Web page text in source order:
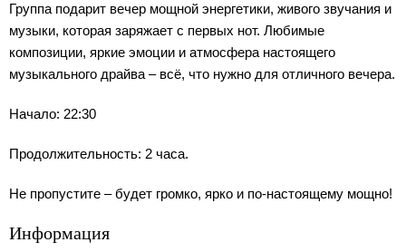
Группа подарит вечер мощной энергетики, живого звучания и
музыки, которая заряжает с первых нот. Любимые
композиции, яркие эмоции и атмосфера настоящего
музыкального драйва – всё, что нужно для отличного вечера.
Начало: 22:30
Продолжительность: 2 часа.
Не пропустите – будет громко, ярко и по-настоящему мощно!
Информация